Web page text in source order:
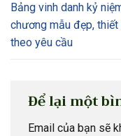
Bảng vinh danh kỷ
chương mẫu đẹp, thiết
theo yêu cầu
Để lại một
Email của bạn sẽ